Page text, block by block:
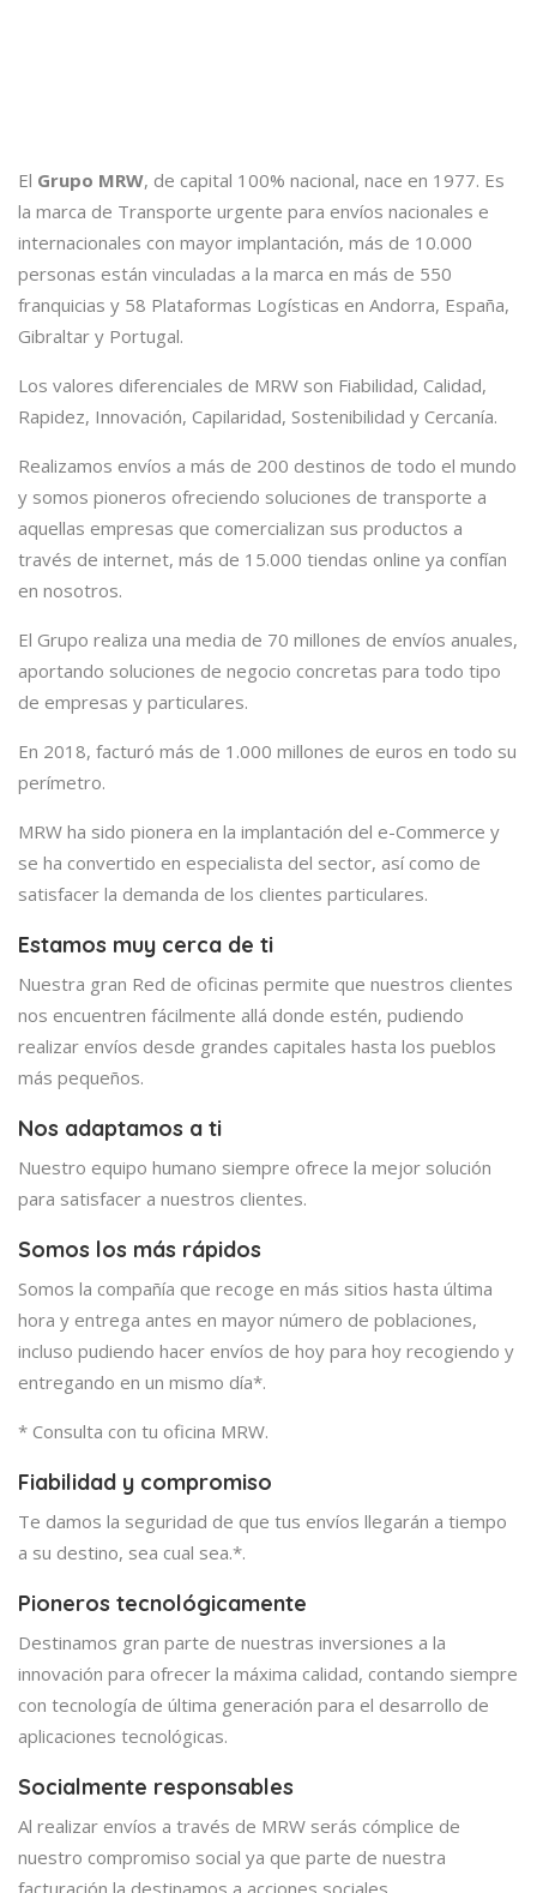
El Grupo MRW, de capital 100% nacional, nace en 1977. Es
la marca de Transporte urgente para envíos nacionales e
internacionales con mayor implantación, más de 10.000
personas están vinculadas a la marca en más de 550
franquicias y 58 Plataformas Logísticas en Andorra, España,
Gibraltar y Portugal.
Los valores diferenciales de MRW son Fiabilidad, Calidad,
Rapidez, Innovación, Capilaridad, Sostenibilidad y Cercanía.
Realizamos envíos a más de 200 destinos de todo el mundo
y somos pioneros ofreciendo soluciones de transporte a
aquellas empresas que comercializan sus productos a
través de internet, más de 15.000 tiendas online ya confían
en nosotros.
El Grupo realiza una media de 70 millones de envíos anuales,
aportando soluciones de negocio concretas para todo tipo
de empresas y particulares.
En 2018, facturó más de 1.000 millones de euros en todo su
perímetro.
MRW ha sido pionera en la implantación del e-Commerce y
se ha convertido en especialista del sector, así como de
satisfacer la demanda de los clientes particulares.
Estamos muy cerca de ti
Nuestra gran Red de oficinas permite que nuestros clientes
nos encuentren fácilmente allá donde estén, pudiendo
realizar envíos desde grandes capitales hasta los pueblos
más pequeños.
Nos adaptamos a ti
Nuestro equipo humano siempre ofrece la mejor solución
para satisfacer a nuestros clientes.
Somos los más rápidos
Somos la compañía que recoge en más sitios hasta última
hora y entrega antes en mayor número de poblaciones,
incluso pudiendo hacer envíos de hoy para hoy recogiendo y
entregando en un mismo día*.
* Consulta con tu oficina MRW.
Fiabilidad y compromiso
Te damos la seguridad de que tus envíos llegarán a tiempo
a su destino, sea cual sea.*.
Pioneros tecnológicamente
Destinamos gran parte de nuestras inversiones a la
innovación para ofrecer la máxima calidad, contando siempre
con tecnología de última generación para el desarrollo de
aplicaciones tecnológicas.
Socialmente responsables
Al realizar envíos a través de MRW serás cómplice de
nuestro compromiso social ya que parte de nuestra
facturación la destinamos a acciones sociales.